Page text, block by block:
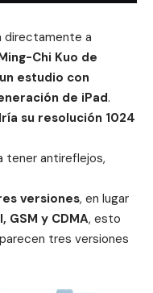
directamente a
Chi Kuo de
estudio con
de iPad.
su resolución 1024
tener antireflejos,
versiones, en lugar
GSM y CDMA, esto
tres versiones